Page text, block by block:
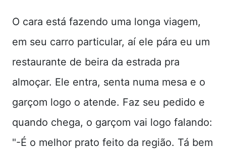
O cara está fazendo uma longa viagem,
em seu carro particular, aí ele pára eu um
restaurante de beira da estrada pra
almoçar. Ele entra, senta numa mesa e o
garçom logo o atende. Faz seu pedido e
quando chega, o garçom vai logo falando:
"-É o melhor prato feito da região. Tá bem